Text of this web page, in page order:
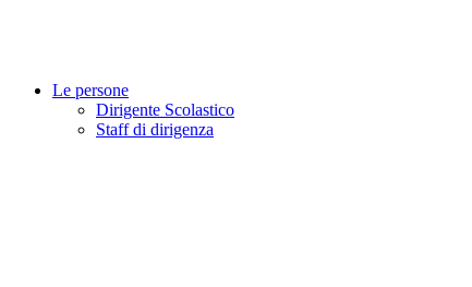
Le persone
Dirigente Scolastico
Staff di dirigenza